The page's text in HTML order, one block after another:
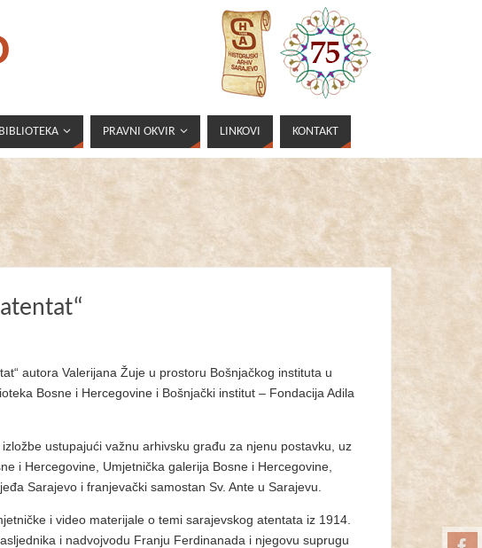
BIBLIOTEKA PRAVNI OKVIR LINKOVI KONTAKT
autora Valerijana Žuje u prostoru Bošnjačkog instituta u
Bosne i Hercegovine i Bošnjački institut – Fondacija Adila
ustupajući važnu arhivsku građu za njenu postavku, uz
i Hercegovine, Umjetnička galerija Bosne i Hercegovine,
Sarajevo i franjevački samostan Sv. Ante u Sarajevu.
i video materijale o temi sarajevskog atentata iz 1914.
i nadvojvodu Franju Ferdinanada i njegovu suprugu